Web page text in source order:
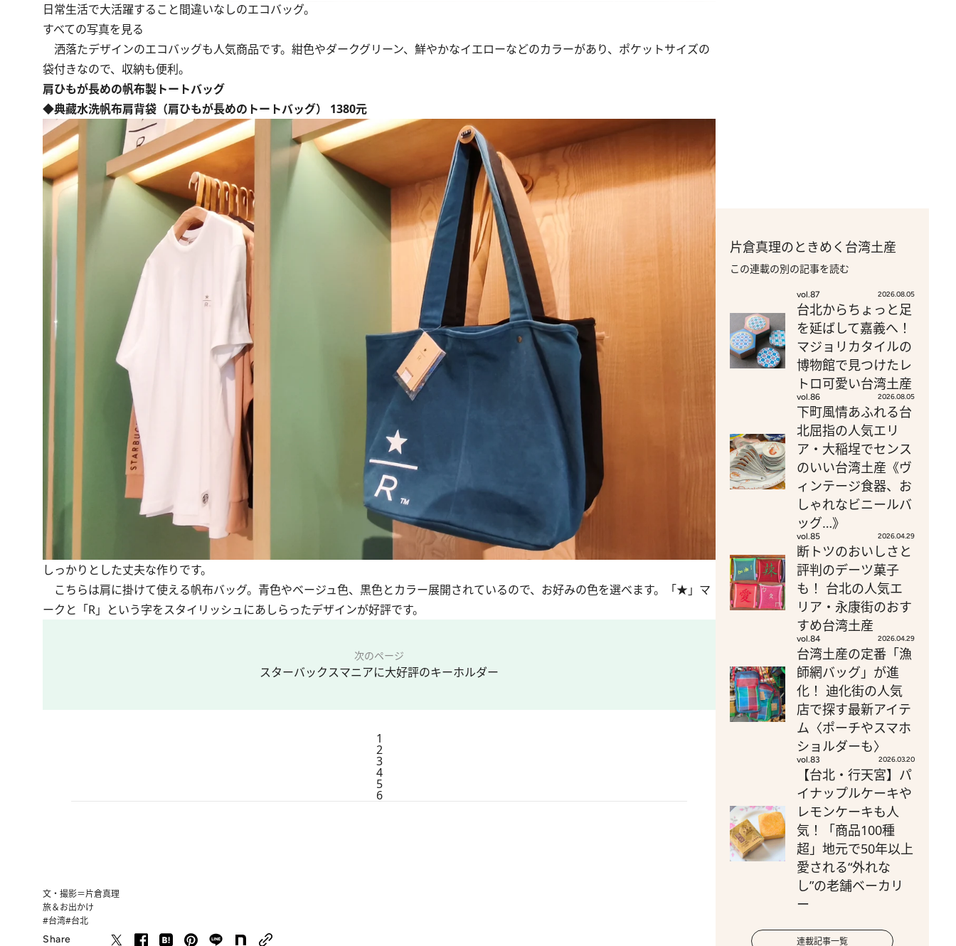
日常生活で大活躍すること間違いなしのエコバッグ。
すべての写真を見る
洒落たデザインのエコバッグも人気商品です。紺色やダークグリーン、鮮やかなイエローなどのカラーがあり、ポケットサイズの
袋付きなので、収納も便利。
肩ひもが長めの帆布製トートバッグ
◆典藏水洗帆布肩背袋（肩ひもが長めのトートバッグ） 1380元
しっかりとした丈夫な作りです。
こちらは肩に掛けて使える帆布バッグ。青色やベージュ色、黒色とカラー展開されているので、お好みの色を選べます。「★」マ
ークと「R」という字をスタイリッシュにあしらったデザインが好評です。
次のページ
スターバックスマニアに大好評のキーホルダー
1
2
3
4
5
6
文・撮影＝片倉真理
旅＆お出かけ
#台湾#台北
Share
片倉真理のときめく台湾土産
この連載の別の記事を読む
vol.87 2026.08.05
台北からちょっと足
を延ばして嘉義へ！
マジョリカタイルの
博物館で見つけたレ
トロ可愛い台湾土産
vol.86 2026.08.05
下町風情あふれる台
北屈指の人気エリ
ア・大稲埕でセンス
のいい台湾土産《ヴ
ィンテージ食器、お
しゃれなビニールバ
ッグ…》
vol.85 2026.04.29
断トツのおいしさと
評判のデーツ菓子
も！ 台北の人気エ
リア・永康街のおす
すめ台湾土産
vol.84 2026.04.29
台湾土産の定番「漁
師網バッグ」が進
化！ 迪化街の人気
店で探す最新アイテ
ム〈ポーチやスマホ
ショルダーも〉
vol.83 2026.03.20
【台北・行天宮】パ
イナップルケーキや
レモンケーキも人
気！「商品100種
超」地元で50年以上
愛される“外れな
し”の老舗ベーカリ
ー
連載記事一覧